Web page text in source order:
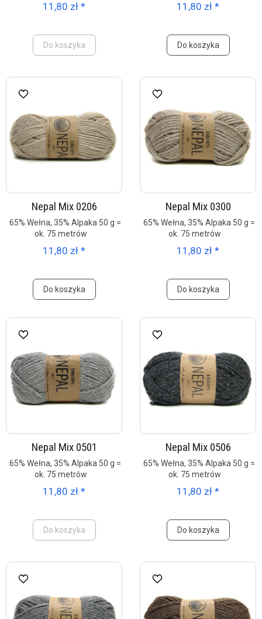
11,80 zł *
Do koszyka
11,80 zł *
Do koszyka
Nepal Mix 0206
65% Wełna, 35% Alpaka 50 g =
ok. 75 metrów
11,80 zł *
Do koszyka
Nepal Mix 0300
65% Wełna, 35% Alpaka 50 g =
ok. 75 metrów
11,80 zł *
Do koszyka
Nepal Mix 0501
65% Wełna, 35% Alpaka 50 g =
ok. 75 metrów
11,80 zł *
Do koszyka
Nepal Mix 0506
65% Wełna, 35% Alpaka 50 g =
ok. 75 metrów
11,80 zł *
Do koszyka